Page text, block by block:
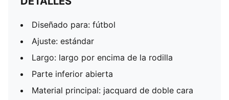
Diseñado para: fútbol
Ajuste: estándar
Largo: largo por encima de la rodilla
Parte inferior abierta
Material principal: jacquard de doble cara